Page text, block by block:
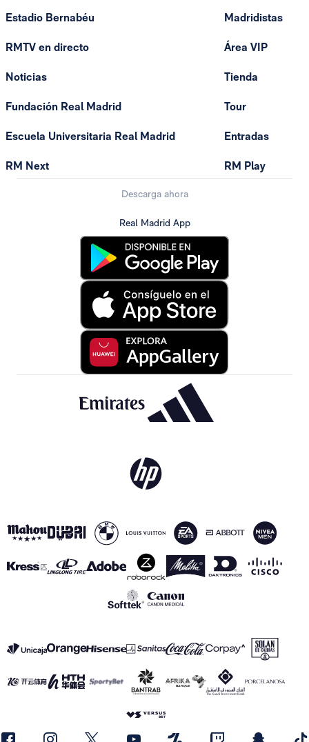
Estadio Bernabéu
RMTV en directo
Noticias
Fundación Real Madrid
Escuela Universitaria Real Madrid
RM Next
Madridistas
Área VIP
Tienda
Tour
Entradas
RM Play
Descarga ahora
Real Madrid App